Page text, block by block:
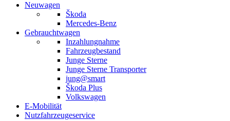
Neuwagen
Škoda
Mercedes-Benz
Gebrauchtwagen
Inzahlungnahme
Fahrzeugbestand
Junge Sterne
Junge Sterne Transporter
jung@smart
Škoda Plus
Volkswagen
E-Mobilität
Nutzfahrzeugeservice